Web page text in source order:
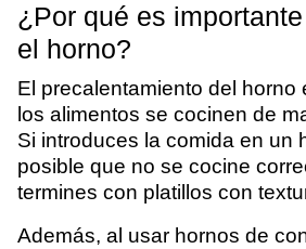
¿Por qué es
el horno?
El precalentamiento del horno
los alimentos se cocinen de
Si introduces la comida en un
posible que no se cocine
termines con platillos con
Además, al usar hornos de